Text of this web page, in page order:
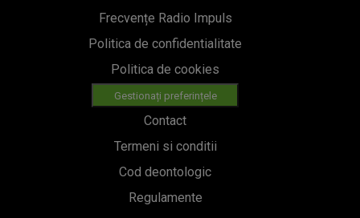
Frecvențe Radio Impuls
Politica de confidentialitate
Politica de cookies
Gestionați preferințele
Contact
Termeni si conditii
Cod deontologic
Regulamente